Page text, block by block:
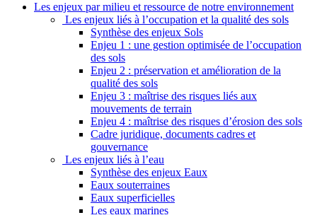
Les enjeux par milieu et ressource de notre environnement
Les enjeux liés à l’occupation et la qualité des sols
Synthèse des enjeux Sols
Enjeu 1 : une gestion optimisée de l’occupation
des sols
Enjeu 2 : préservation et amélioration de la
qualité des sols
Enjeu 3 : maîtrise des risques liés aux
mouvements de terrain
Enjeu 4 : maîtrise des risques d’érosion des sols
Cadre juridique, documents cadres et
gouvernance
Les enjeux liés à l’eau
Synthèse des enjeux Eaux
Eaux souterraines
Eaux superficielles
Les eaux marines